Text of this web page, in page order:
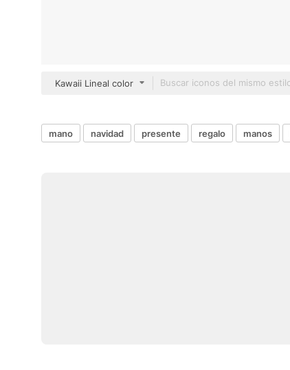
Kawaii Lineal color
mano navidad presente regalo manos